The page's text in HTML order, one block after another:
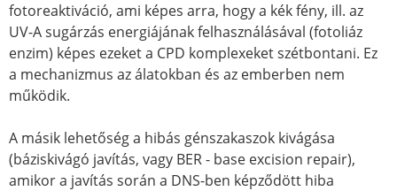
fotoreaktiváció, ami képes arra, hogy a kék fény, ill. az
UV-A sugárzás energiájának felhasználásával (fotoliáz
enzim) képes ezeket a CPD komplexeket szétbontani. Ez
a mechanizmus az álatokban és az emberben nem
működik.
A másik lehetőség a hibás génszakaszok kivágása
(báziskivágó javítás, vagy BER - base excision repair),
amikor a javítás során a DNS-ben képződött hiba